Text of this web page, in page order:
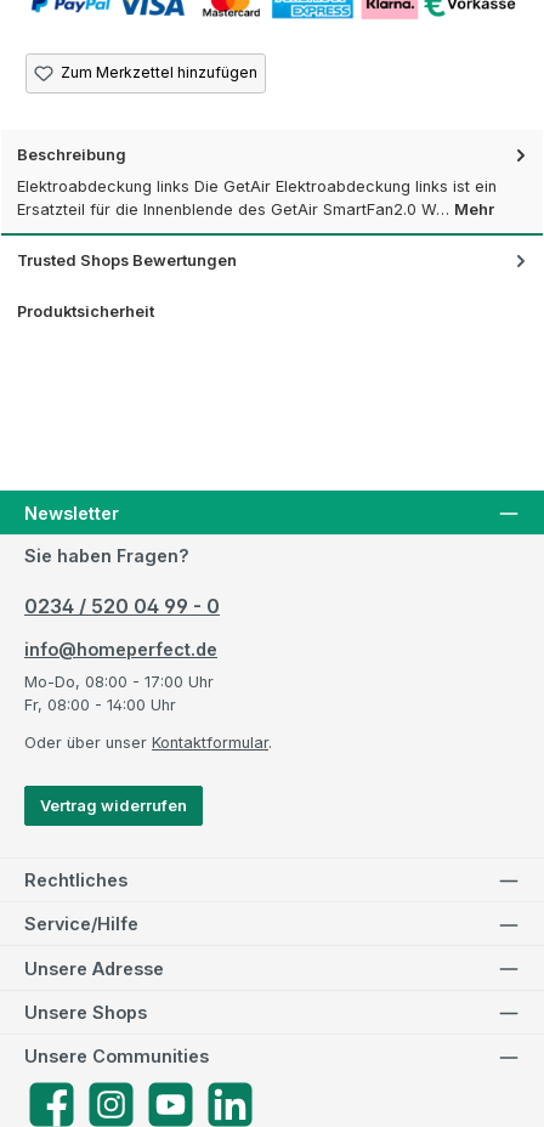
Zum Merkzettel hinzufügen
Beschreibung
Elektroabdeckung links Die GetAir Elektroabdeckung links ist ein
Ersatzteil für die Innenblende des GetAir SmartFan2.0 W… Mehr
Trusted Shops Bewertungen
Produktsicherheit
Newsletter
Sie haben Fragen?
0234 / 520 04 99 - 0
info@homeperfect.de
Mo-Do, 08:00 - 17:00 Uhr
Fr, 08:00 - 14:00 Uhr
Oder über unser Kontaktformular.
Vertrag widerrufen
Rechtliches
Service/Hilfe
Unsere Adresse
Unsere Communities
FacebookInstagramYouTube
Unsere Shops